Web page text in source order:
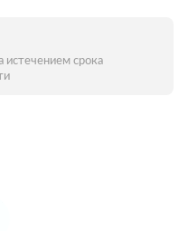
истечением срока